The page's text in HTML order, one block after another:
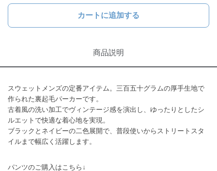
カートに追加する
商品説明
スウェットメンズの定番アイテム。三百五十グラムの厚手生地で
作られた裏起毛パーカーです。
古着風の洗い加工でヴィンテージ感を演出し、ゆったりとしたシ
ルエットで快適な着心地を実現。
ブラックとネイビーの二色展開で、普段使いからストリートスタ
イルまで幅広く活躍します。